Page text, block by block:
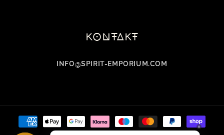
kontakt
INFO@SPIRIT-EMPORIUM.COM
Zahlungsmethoden